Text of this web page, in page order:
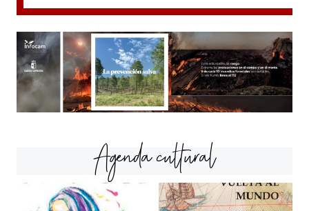
Agenda cultural